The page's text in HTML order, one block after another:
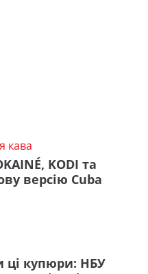
кава
KODI та
версію Cuba
ці купюри: НБУ